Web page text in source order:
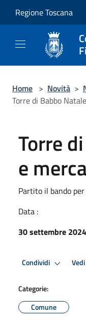
Regione Toscana
Home > Novità >
Torre di Babbo
Torre
e
Partito il bando per
Data :
30 settembre 2024
Condividi
Categorie:
Comune